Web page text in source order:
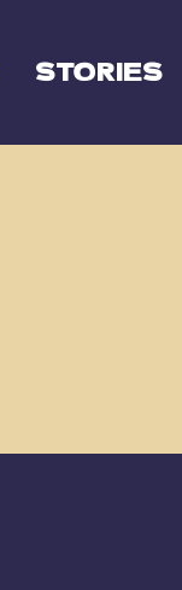
STORIES